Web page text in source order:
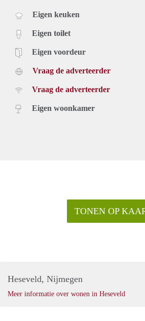
Eigen keuken
Eigen toilet
Eigen voordeur
Vraag de adverteerder
Vraag de adverteerder
Eigen woonkamer
TONEN OP
Heseveld, Nijmegen
Meer informatie over wonen in Heseveld